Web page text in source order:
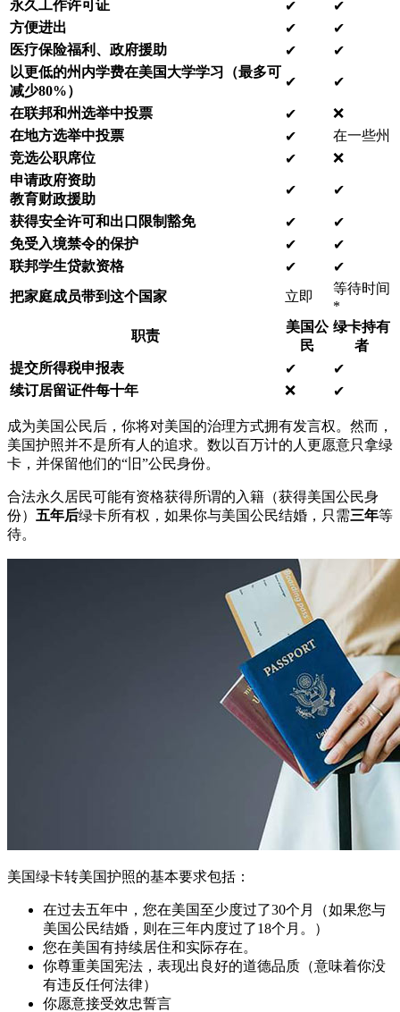
永久工作许可证 ✔ ️
✔ ️
方便进出
✔ ️
✔ ️
医疗保险福利、政府援助
✔ ️
✔ ️
以更低的州内学费在美国大学学习（最多可
减少80%）
✔ ️ ✔ ️
在联邦和州选举中投票 ✔ ️
❌
在地方选举中投票
✔ ️
在一些州
竞选公职席位
✔ ️
❌
申请政府资助
教育财政援助
✔ ️ ✔ ️
获得安全许可和出口限制豁免 ✔ ️
✔ ️
免受入境禁令的保护
✔ ️
✔ ️
联邦学生贷款资格
✔ ️
✔ ️
把家庭成员带到这个国家
立即
等待时间
*
职责
美国公
民
绿卡持有
者
提交所得税申报表
✔ ️
✔ ️
续订居留证件每十年 ❌ ✔ ️
成为美国公民后，你将对美国的治理方式拥有发言权。然而，
美国护照并不是所有人的追求。数以百万计的人更愿意只拿绿
卡，并保留他们的“旧”公民身份。
合法永久居民可能有资格获得所谓的入籍（获得美国公民身
份） 五年后绿卡所有权，如果你与美国公民结婚，只需三年等
待。
美国绿卡转美国护照的基本要求包括：
在过去五年中，您在美国至少度过了30个月（如果您与
美国公民结婚，则在三年内度过了18个月。）
您在美国有持续居住和实际存在。
你尊重美国宪法，表现出良好的道德品质（意味着你没
有违反任何法律）
你愿意接受效忠誓言